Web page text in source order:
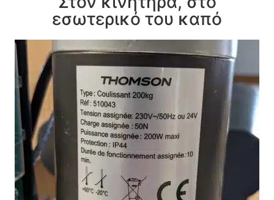
εσωτερικό του καπό